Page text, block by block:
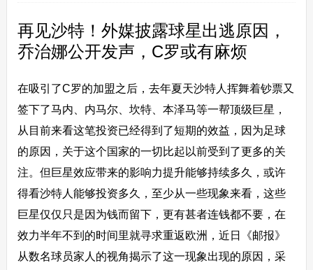
再见沙特！外媒披露球星出逃原因，
乔治娜公开发声，C罗或有麻烦
在吸引了C罗的加盟之后，去年夏天沙特人挥舞着钞票又
签下了马内、内马尔、坎特、本泽马等一帮顶级巨星，
从目前来看这笔投资已经得到了短期的效益，因为足球
的原因，关于这个国家的一切比起以前受到了更多的关
注。但巨星效应带来的影响力提升能够持续多久，或许
得看沙特人能够投资多久，至少从一些现象来看，这些
巨星仅仅只是因为钱而留下，更有甚者连钱都不要，在
效力半年不到的时间里就寻求重返欧洲，近日《邮报》
从数名球员家人的视角揭示了这一现象出现的原因，采